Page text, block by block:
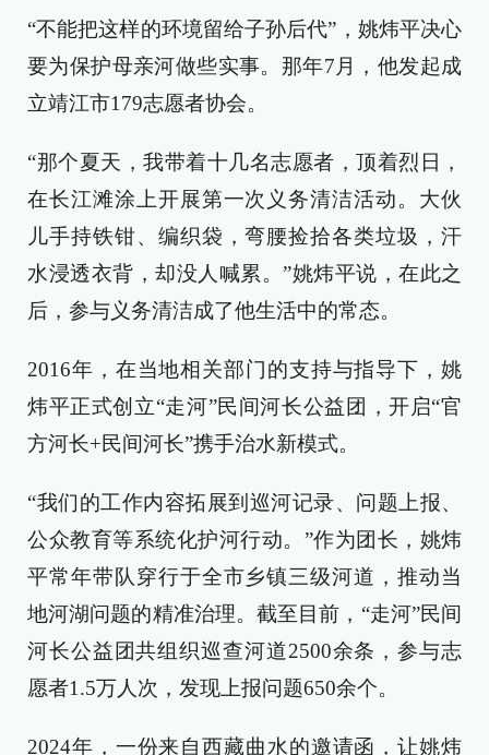
“不能把这样的环境留给子孙后代”，姚炜平决心
要为保护母亲河做些实事。那年7月，他发起成
立靖江市179志愿者协会。
“那个夏天，我带着十几名志愿者，顶着烈日，
在长江滩涂上开展第一次义务清洁活动。大伙
儿手持铁钳、编织袋，弯腰捡拾各类垃圾，汗
水浸透衣背，却没人喊累。”姚炜平说，在此之
后，参与义务清洁成了他生活中的常态。
2016年，在当地相关部门的支持与指导下，姚
炜平正式创立“走河”民间河长公益团，开启“官
方河长+民间河长”携手治水新模式。
“我们的工作内容拓展到巡河记录、问题上报、
公众教育等系统化护河行动。”作为团长，姚炜
平常年带队穿行于全市乡镇三级河道，推动当
地河湖问题的精准治理。截至目前，“走河”民间
河长公益团共组织巡查河道2500余条，参与志
愿者1.5万人次，发现上报问题650余个。
2024年，一份来自西藏曲水的邀请函，让姚炜